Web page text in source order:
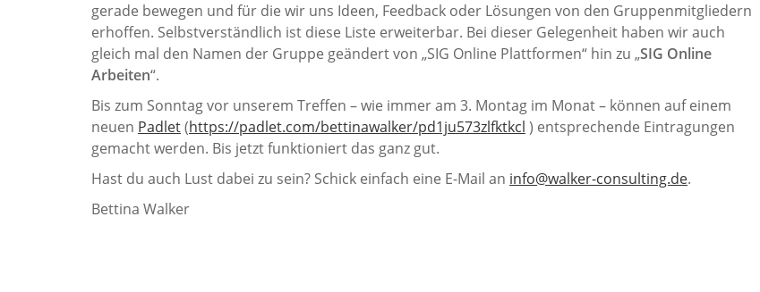
gerade bewegen und für die wir uns Ideen, Feedback oder Lösungen von den Gruppenmitgliedern
erhoffen. Selbstverständlich ist diese Liste erweiterbar. Bei dieser Gelegenheit haben wir auch
gleich mal den Namen der Gruppe geändert von „SIG Online Plattformen“ hin zu „SIG Online
Arbeiten“.
Bis zum Sonntag vor unserem Treffen – wie immer am 3. Montag im Monat – können auf einem
neuen Padlet(https://padlet.com/bettinawalker/pd1ju573zlfktkcl ) entsprechende Eintragungen
gemacht werden. Bis jetzt funktioniert das ganz gut.
Hast du auch Lust dabei zu sein? Schick einfach eine E-Mail an info@walker-consulting.de.
Bettina Walker